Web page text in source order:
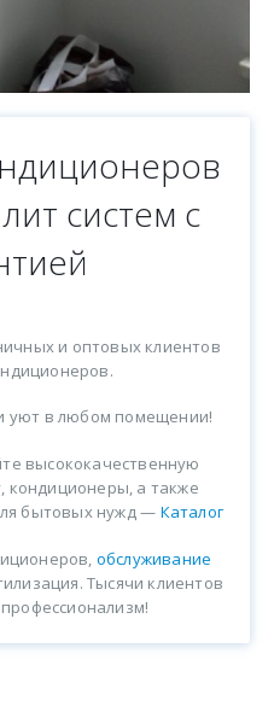
систем с
и оптовых клиентов
уют в любом помещении!
высококачественную
кондиционеры, а также
бытовых нужд — Каталог
обслуживание
Тысячи клиентов